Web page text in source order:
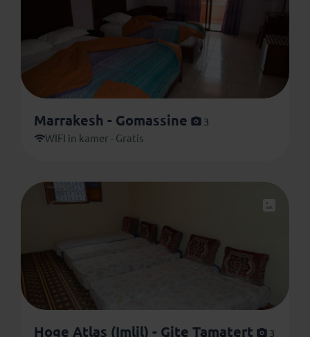
Marrakesh - Gomassine
3
WIFI in kamer - Gratis
Hoge Atlas (Imlil) - Gite Tamatert
3